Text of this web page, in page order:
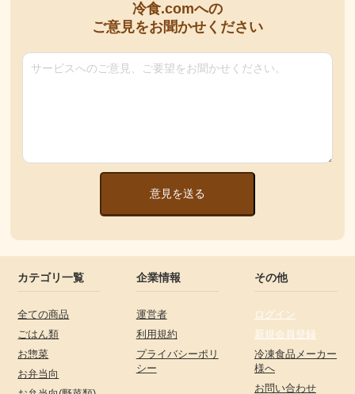
冷食.comへの
ご意見をお聞かせください
意見を送る
カテゴリ一覧
全ての商品
ごはん類
お惣菜
お弁当向
企業情報
運営者
利用規約
プライバシーポリ
シー
その他
ログイン
新規会員登録
冷凍食品メーカー
様へ
お問い合わせ